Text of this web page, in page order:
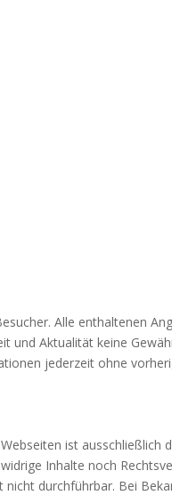
Alle enthaltenen
und Aktualität keine
jederzeit ohne
ist ausschließlich
Inhalte noch
durchführbar. Bei